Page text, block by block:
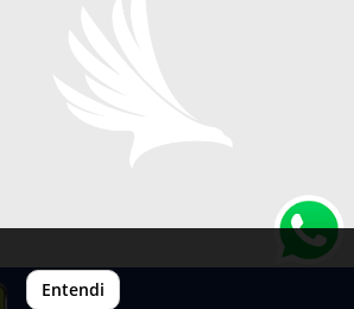
Entendi